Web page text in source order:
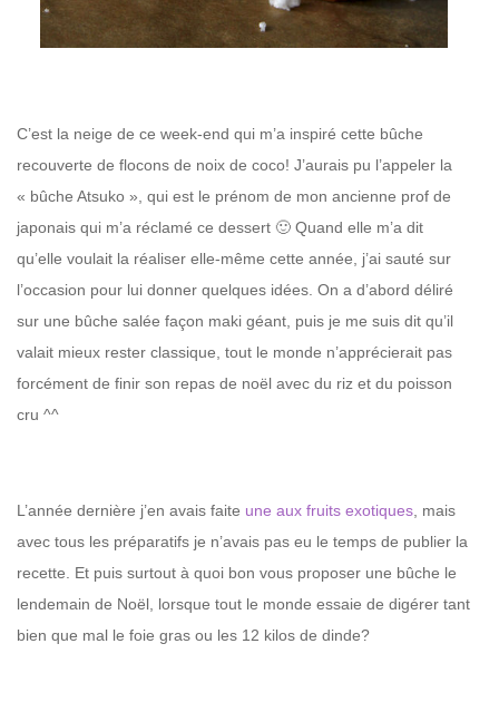
C’est la neige de ce week-end qui m’a inspiré cette bûche
recouverte de flocons de noix de coco! J’aurais pu l’appeler la
« bûche Atsuko », qui est le prénom de mon ancienne prof de
japonais qui m’a réclamé ce dessert 🙂 Quand elle m’a dit
qu’elle voulait la réaliser elle-même cette année, j’ai sauté sur
l’occasion pour lui donner quelques idées. On a d’abord déliré
sur une bûche salée façon maki géant, puis je me suis dit qu’il
valait mieux rester classique, tout le monde n’apprécierait pas
forcément de finir son repas de noël avec du riz et du poisson
cru ^^
L’année dernière j’en avais faite une aux fruits exotiques, mais
avec tous les préparatifs je n’avais pas eu le temps de publier la
recette. Et puis surtout à quoi bon vous proposer une bûche le
lendemain de Noël, lorsque tout le monde essaie de digérer tant
bien que mal le foie gras ou les 12 kilos de dinde?